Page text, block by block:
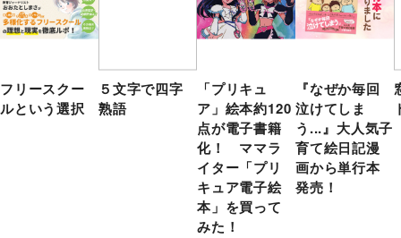
フリースクー
ルという選択
５文字で四字
熟語
「プリキュ
ア」絵本約120
点が電子書籍
化！ ママラ
イター「プリ
キュア電子絵
本」を買って
みた！
『なぜか毎回
泣けてしま
う...』大人気子
育て絵日記漫
画から単行本
発売！